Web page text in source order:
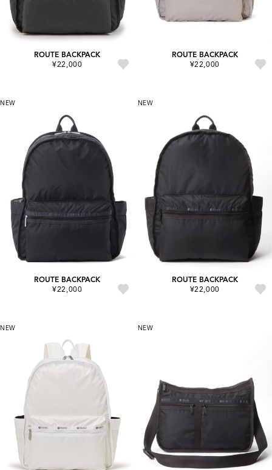
ROUTE BACKPACK
¥22,000
ROUTE BACKPACK
¥22,000
NEW
ROUTE BACKPACK
¥22,000
NEW
ROUTE BACKPACK
¥22,000
NEW NEW